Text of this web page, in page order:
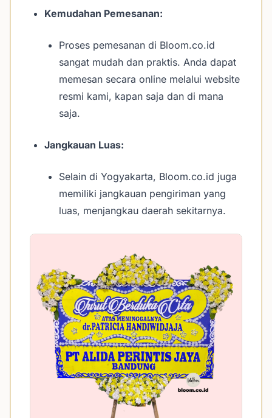
Kemudahan Pemesanan:
Proses pemesanan di Bloom.co.id
sangat mudah dan praktis. Anda dapat
memesan secara online melalui website
resmi kami, kapan saja dan di mana
saja.
Jangkauan Luas:
Selain di Yogyakarta, Bloom.co.id juga
memiliki jangkauan pengiriman yang
luas, menjangkau daerah sekitarnya.